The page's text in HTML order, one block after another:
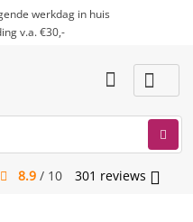
werkdag in huis
v.a. €30,-
8.9 / 10 301 reviews